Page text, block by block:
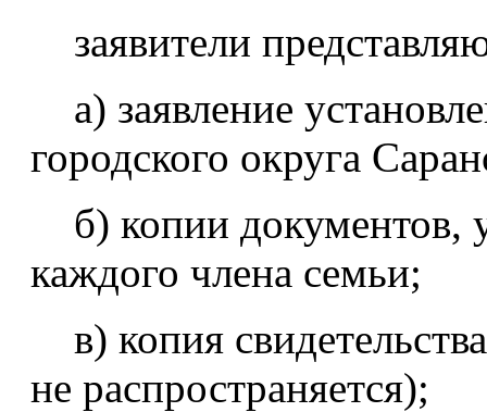
заявители
а) заявление
городского округа
б) копии документов,
каждого члена семьи;
в) копия
не распространяется);